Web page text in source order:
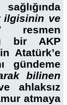
ilgisinin ve
resmen
bir AKP
Atatürk’e
gündeme
bilinen
ahlaksız
atmaya